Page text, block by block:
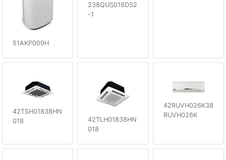
51AKP009H
238QUS018DS2
-1
42TSH01838HN
018
42TLH01838HN
018
42RUVH026K38
RUVH026K